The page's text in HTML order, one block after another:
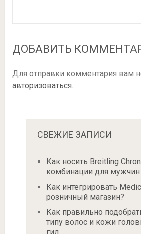
ДОБАВИТЬ
Для отправки комментария вам
авторизоваться.
СВЕЖИЕ ЗАПИСИ
Как носить Breitling
комбинации для
Как интегрировать
розничный магазин?
Как правильно
типу волос и кожи